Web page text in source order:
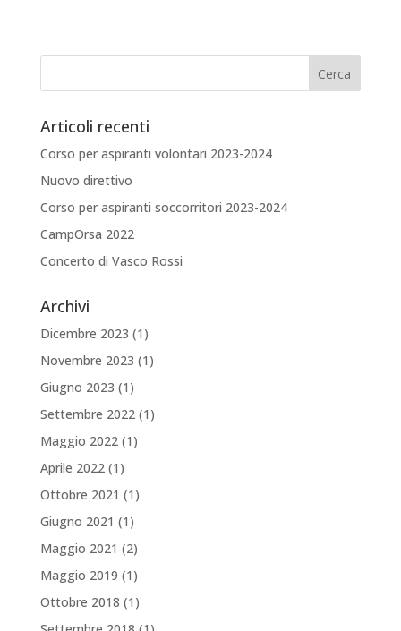
Articoli recenti
Corso per aspiranti volontari 2023-2024
Nuovo direttivo
Corso per aspiranti soccorritori 2023-2024
CampOrsa 2022
Concerto di Vasco Rossi
Archivi
Dicembre 2023 (1)
Novembre 2023 (1)
Giugno 2023 (1)
Settembre 2022(1)
Maggio 2022(1)
Aprile 2022(1)
Ottobre 2021 (1)
Giugno 2021 (1)
Maggio 2021 (2)
Maggio 2019 (1)
Ottobre 2018 (1)